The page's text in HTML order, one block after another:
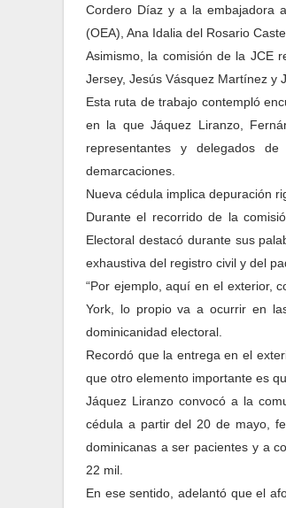
Cordero Díaz y a la embajadora
(OEA), Ana Idalia del Rosario
Asimismo, la comisión de la JCE
Jersey, Jesús Vásquez Martínez y
Esta ruta de trabajo contempló
en la que Jáquez Liranzo,
representantes y delegados
demarcaciones.
Nueva cédula implica depuración
Durante el recorrido de la
Electoral destacó durante sus
exhaustiva del registro civil y del
“Por ejemplo, aquí en el exterior,
York, lo propio va a ocurrir en
dominicanidad electoral.
Recordó que la entrega en el
que otro elemento importante es
Jáquez Liranzo convocó a la
cédula a partir del 20 de mayo,
dominicanas a ser pacientes y a
22 mil.
En ese sentido, adelantó que el